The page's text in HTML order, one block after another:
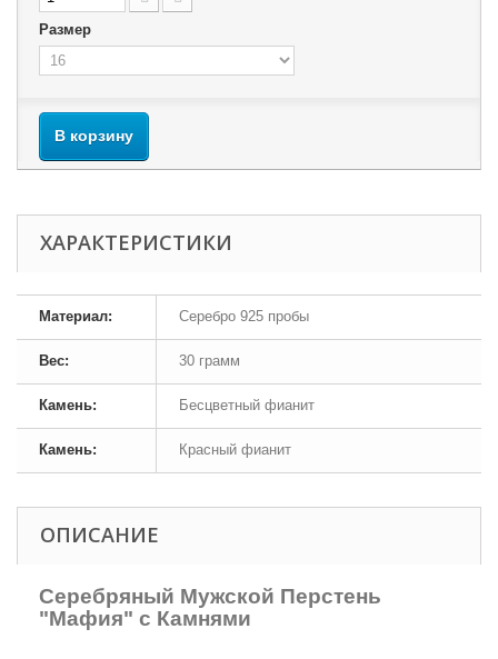
Размер
В корзину
ХАРАКТЕРИСТИКИ
Материал: Серебро 925 пробы
Вес: 30 грамм
Камень: Бесцветный фианит
Камень: Красный фианит
ОПИСАНИЕ
Серебряный Мужской Перстень
"Мафия" с Камнями